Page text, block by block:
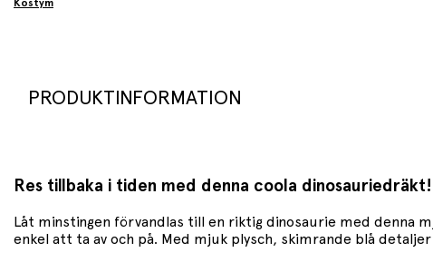
Kostym
PRODUKTINFORMATION
Res tillbaka i tiden med denna coola dinosauriedräkt!
Låt minstingen förvandlas till en riktig dinosaurie med denna
enkel att ta av och på. Med mjuk plysch, skimrande blå